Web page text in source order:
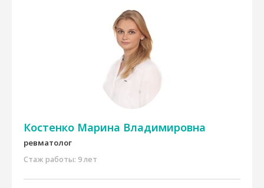
Костенко Марина Владимировна
ревматолог
Стаж работы: 9 лет